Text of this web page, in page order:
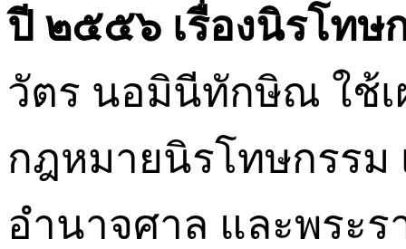
ปี ๒๕๕๖ เรื่องนิรโทษ
วัตร นอมินีทักษิณ ใช้
กฎหมายนิรโทษกรรม
อำนาจศาล และพระ